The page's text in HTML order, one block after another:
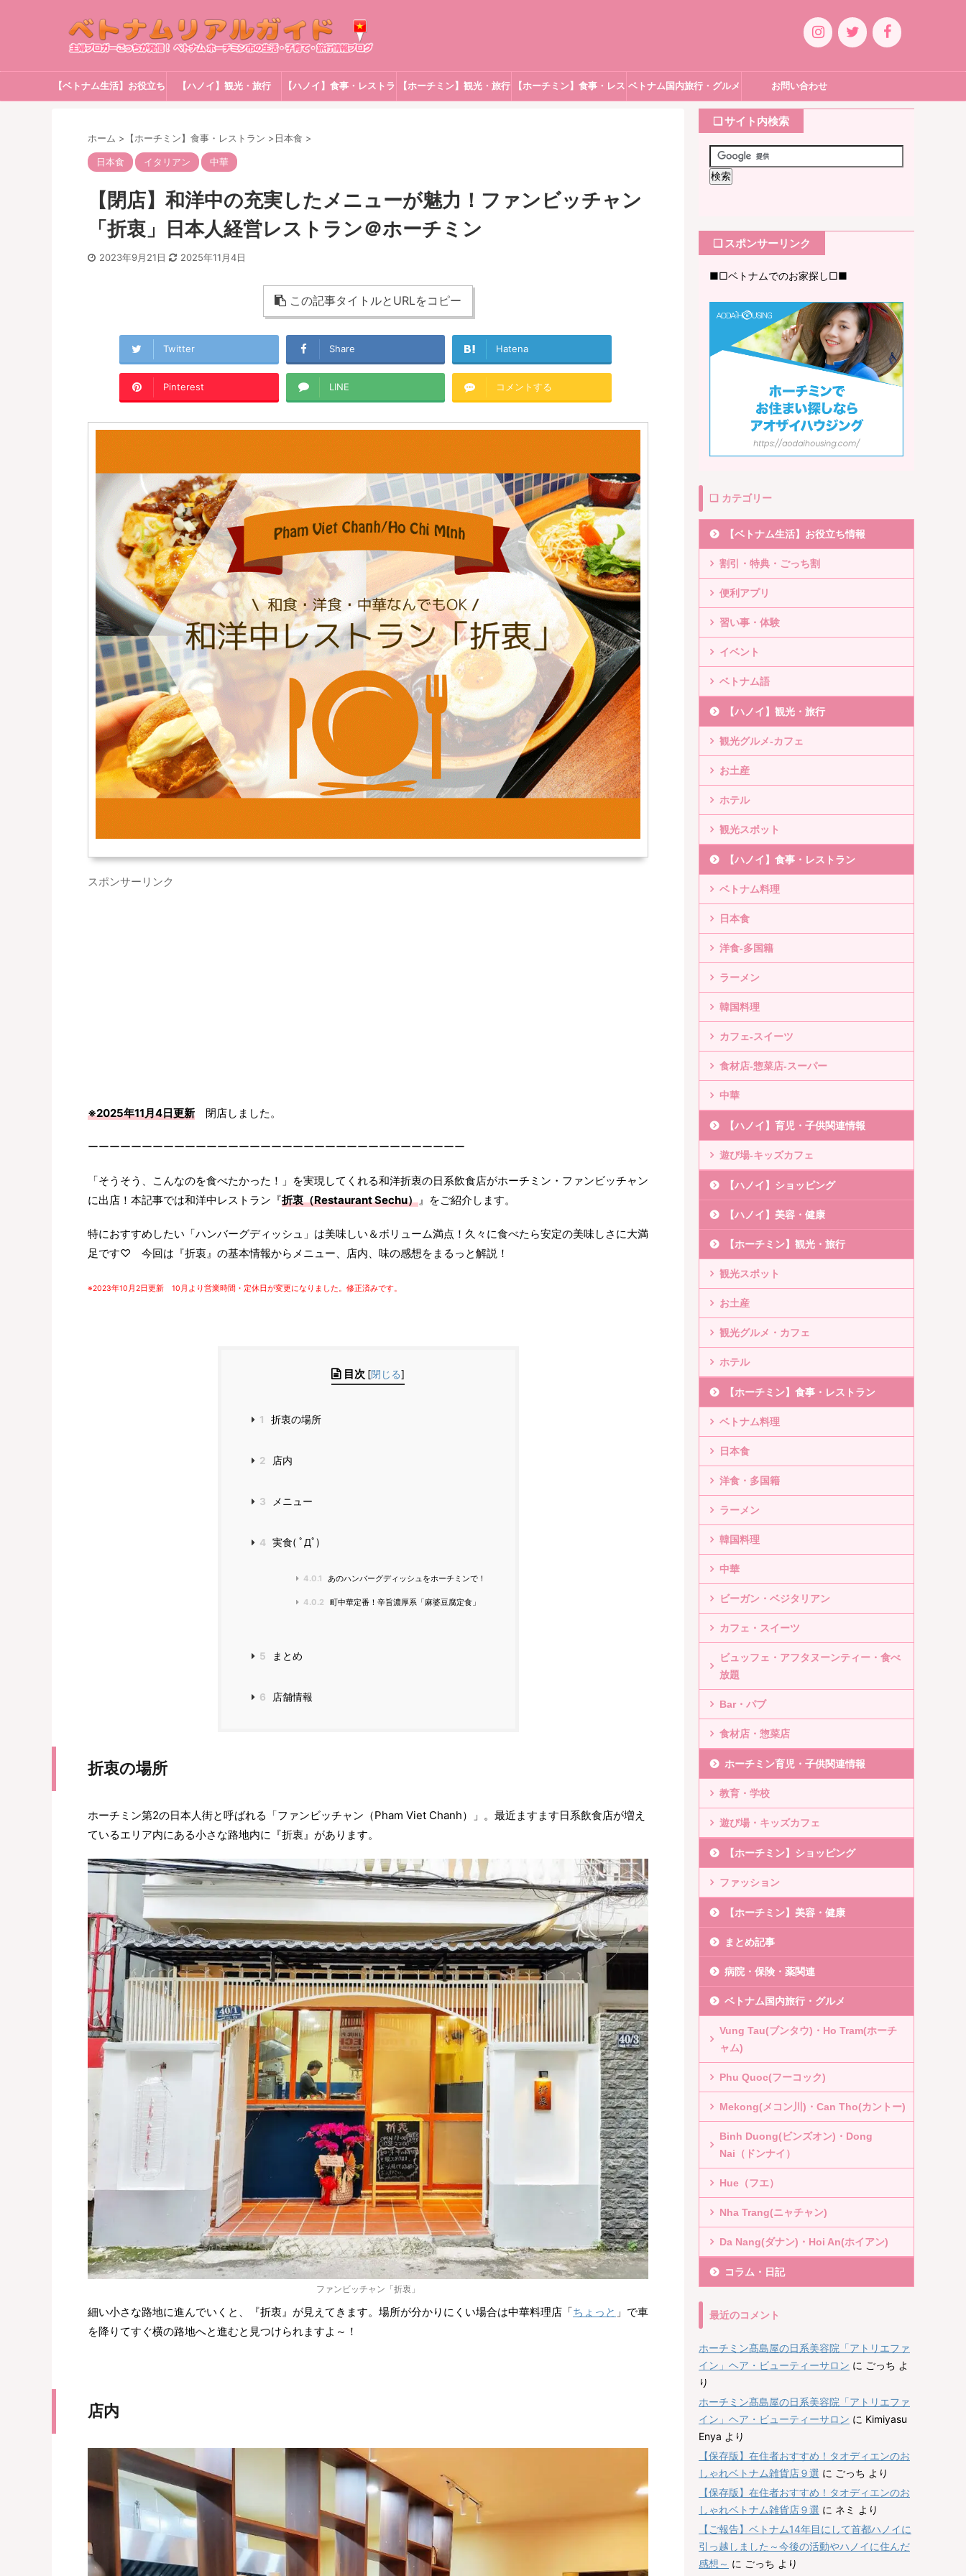
【ベトナム生活】お役立ち 【ハノイ】観光・旅行 【ハノイ】食事・レストラ 【ホーチミン】観光・旅行 【ホーチミン】食事・レス ベトナム国内旅行・グルメ お問い合わせ
ホーム > 【ホーチミン】食事・レストラン >日本食 >
日本食 イタリアン 中華
【閉店】和洋中の充実したメニューが魅力！ファンビッチャン
「折衷」日本人経営レストラン＠ホーチミン
2023年9月21日 2025年11月4日
この記事タイトルとURLをコピー
Twitter Share Hatena
Pinterest LINE コメントする
スポンサーリンク
※2025年11月4日更新 閉店しました。
ーーーーーーーーーーーーーーーーーーーーーーーーーーーーーーーーーーー
「そうそう、こんなのを食べたかった！」を実現してくれる和洋折衷の日系飲食店がホーチミン・ファンビッチャン
に出店！本記事では和洋中レストラン『折衷（Restaurant Sechu） 』をご紹介します。
特におすすめしたい「ハンバーグディッシュ」は美味しい＆ボリューム満点！久々に食べたら安定の美味しさに大満
足です♡ 今回は『折衷』の基本情報からメニュー、店内、味の感想をまるっと解説！
※2023年10月2日更新 10月より営業時間・定休日が変更になりました。修正済みです。
目次 [閉じる]
1 折衷の場所
2 店内
3 メニュー
4 実食( ﾟДﾟ)
4.0.1 あのハンバーグディッシュをホーチミンで！
4.0.2 町中華定番！辛旨濃厚系「麻婆豆腐定食」
5 まとめ
6 店舗情報
折衷の場所
ホーチミン第2の日本人街と呼ばれる「ファンビッチャン（Pham Viet Chanh）」。最近ますます日系飲食店が増え
ているエリア内にある小さな路地内に『折衷』があります。
ファンビッチャン「折衷」
細い小さな路地に進んでいくと、『折衷』が見えてきます。場所が分かりにくい場合は中華料理店「ちょっと 」で車
を降りてすぐ横の路地へと進むと見つけられますよ～！
店内
❏ サイト内検索
❏ スポンサーリンク
■□ベトナムでのお家探し□■
❏ カテゴリー
【ベトナム生活】お役立ち情報
割引・特典・ごっち割
便利アプリ
習い事・体験
イベント
ベトナム語
【ハノイ】観光・旅行
観光グルメ-カフェ
お土産
ホテル
観光スポット
【ハノイ】食事・レストラン
ベトナム料理
日本食
洋食-多国籍
ラーメン
韓国料理
カフェ-スイーツ
食材店-惣菜店-スーパー
中華
【ハノイ】育児・子供関連情報
遊び場-キッズカフェ
【ハノイ】ショッピング
【ハノイ】美容・健康
【ホーチミン】観光・旅行
観光スポット
お土産
観光グルメ・カフェ
ホテル
【ホーチミン】食事・レストラン
ベトナム料理
日本食
洋食・多国籍
ラーメン
韓国料理
中華
ビーガン・ベジタリアン
カフェ・スイーツ
ビュッフェ・アフタヌーンティー・食べ
放題
Bar・パブ
食材店・惣菜店
ホーチミン育児・子供関連情報
教育・学校
遊び場・キッズカフェ
【ホーチミン】ショッピング
ファッション
【ホーチミン】美容・健康
まとめ記事
病院・保険・薬関連
ベトナム国内旅行・グルメ
Vung Tau(ブンタウ)・Ho Tram(ホーチ
ャム)
Phu Quoc(フーコック)
Mekong(メコン川)・Can Tho(カントー)
Binh Duong(ビンズオン)・Dong
Nai（ドンナイ）
Hue（フエ）
Nha Trang(ニャチャン)
Da Nang(ダナン)・Hoi An(ホイアン)
コラム・日記
最近のコメント
ホーチミン髙島屋の日系美容院「アトリエファ
イン」ヘア・ビューティーサロン に ごっち よ
り
ホーチミン髙島屋の日系美容院「アトリエファ
イン」ヘア・ビューティーサロン に Kimiyasu
Enya より
【保存版】在住者おすすめ！タオディエンのお
しゃれベトナム雑貨店９選 に ごっち より
【保存版】在住者おすすめ！タオディエンのお
しゃれベトナム雑貨店９選 に ネミ より
【ご報告】ベトナム14年目にして首都ハノイに
引っ越しました～今後の活動やハノイに住んだ
感想～ に ごっち より